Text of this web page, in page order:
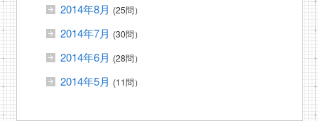
2014年8月 (25問）
2014年7月 (30問）
2014年6月 (28問）
2014年5月 (11問）